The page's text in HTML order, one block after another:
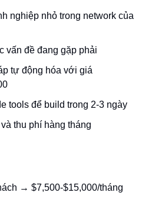
nghiệp nhỏ trong network của
vấn đề đang gặp phải
tự động hóa với giá
tools để build trong 2-3 ngày
thu phí hàng tháng
→ $7,500-$15,000/tháng